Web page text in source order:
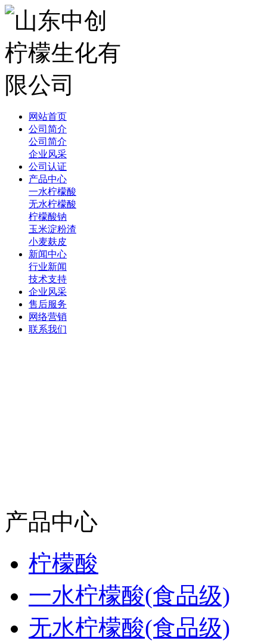
网站首页
公司简介
公司简介
企业风采
公司认证
产品中心
一水柠檬酸
无水柠檬酸
柠檬酸钠
玉米淀粉渣
小麦麸皮
新闻中心
行业新闻
技术支持
企业风采
售后服务
网络营销
联系我们
产品中心
柠檬酸
一水柠檬酸(食品级)
无水柠檬酸(食品级)